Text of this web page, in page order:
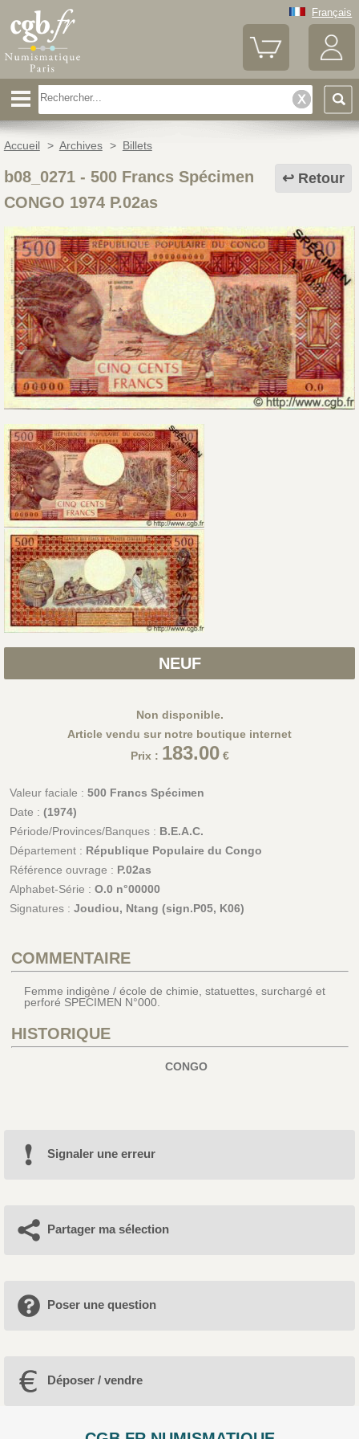
Français
Accueil > Archives > Billets
Retour
b08_0271- 500 Francs Spécimen
CONGO 1974 P.02as
NEUF
Non disponible.
Article vendu sur notre boutique internet
Prix : 183.00€
Valeur faciale : 500 Francs Spécimen
Date : (1974)
Période/Provinces/Banques : B.E.A.C.
Département : République Populaire du Congo
Référence ouvrage : P.02as
Alphabet-Série : O.0 n°00000
Signatures : Joudiou, Ntang (sign.P05, K06)
COMMENTAIRE
Femme indigène / école de chimie, statuettes, surchargé et
perforé SPECIMEN N°000.
HISTORIQUE
CONGO
Signaler une erreur
Partager ma sélection
Poser une question
Déposer / vendre